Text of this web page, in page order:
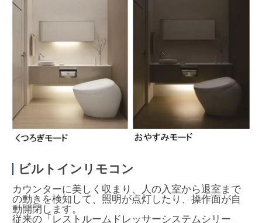
ビルトインリモコン
カウンターに美しく収まり、人の入室から退室まで
の動きを検知して、照明が点灯したり、操作面が自
動開閉します。
従来の「レストルームドレッサーシステムシリー